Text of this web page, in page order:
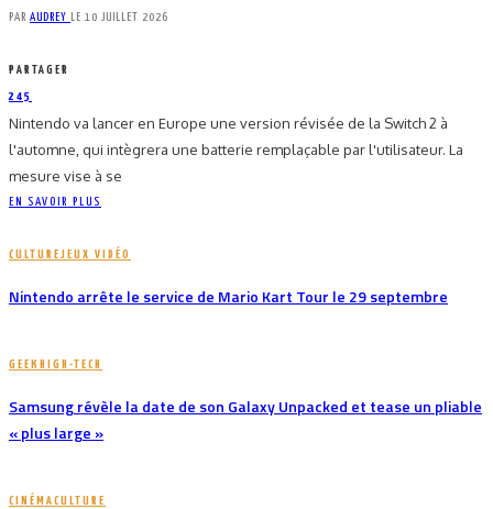
PAR AUDREY LE 10 JUILLET 2026
PARTAGER
245
Nintendo va lancer en Europe une version révisée de la Switch 2 à
l'automne, qui intègrera une batterie remplaçable par l'utilisateur. La
mesure vise à se
EN SAVOIR PLUS
CULTUREJEUX VIDÉO
Nintendo arrête le service de Mario Kart Tour le 29 septembre
GEEK HIGH-TECH
Samsung révèle la date de son Galaxy Unpacked et tease un pliable
« plus large »
CINÉMACULTURE